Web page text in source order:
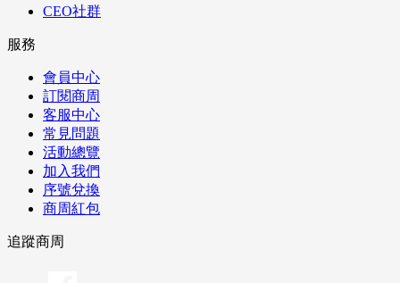
CEO社群
服務
會員中心
訂閱商周
客服中心
常見問題
活動總覽
加入我們
序號兌換
商周紅包
追蹤商周